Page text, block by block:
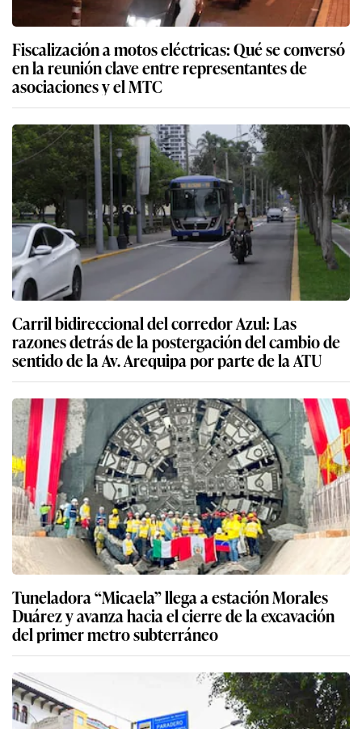
Fiscalización a motos eléctricas: Qué se conversó
en la reunión clave entre representantes de
asociaciones y el MTC
Carril bidireccional del corredor Azul: Las
razones detrás de la postergación del cambio de
sentido de la Av. Arequipa por parte de la ATU
Tuneladora “Micaela” llega a estación Morales
Duárez y avanza hacia el cierre de la excavación
del primer metro subterráneo